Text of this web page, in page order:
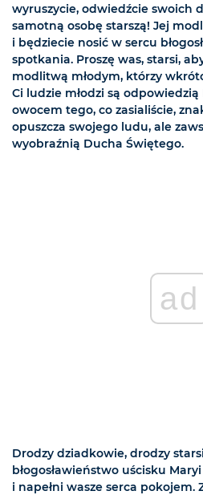
wyruszycie, odwiedźcie swoich
samotną osobę starszą! Jej
i będziecie nosić w sercu
spotkania. Proszę was, starsi,
modlitwą młodym, którzy
Ci ludzie młodzi są
owocem tego, co zasialiście,
opuszcza swojego ludu, ale
wyobraźnią Ducha Świętego.
ad
Drodzy dziadkowie, drodzy
błogosławieństwo uścisku
i napełni wasze serca pokojem.